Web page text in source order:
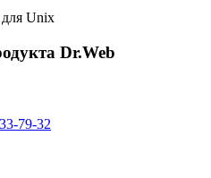
Dr.Web
79-32